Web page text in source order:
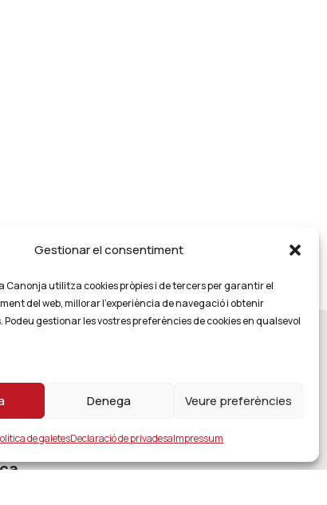
Gestionar el consentiment
Canonja utilitza cookies pròpies i de tercers per garantir el
del web, millorar l’experiència de navegació i obtenir
Podeu gestionar les vostres preferències de cookies en qualsevol
Denega Veure preferències
de galetesDeclaració de privadesaImpressum